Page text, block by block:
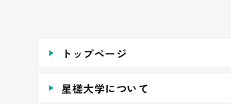
トップページ
星槎大学について